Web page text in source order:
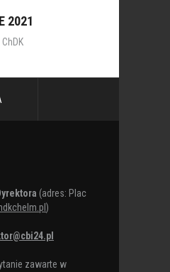
2021
(adres: Plac
)
zawarte w